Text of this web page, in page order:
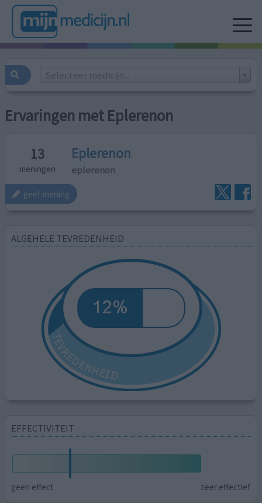
Selecteer medicijn...
Ervaringen met Eplerenon
13
meningen
Eplerenon
eplerenon
geef mening
ALGEHELE TEVREDENHEID
EFFECTIVITEIT
geen effect zeer effectief